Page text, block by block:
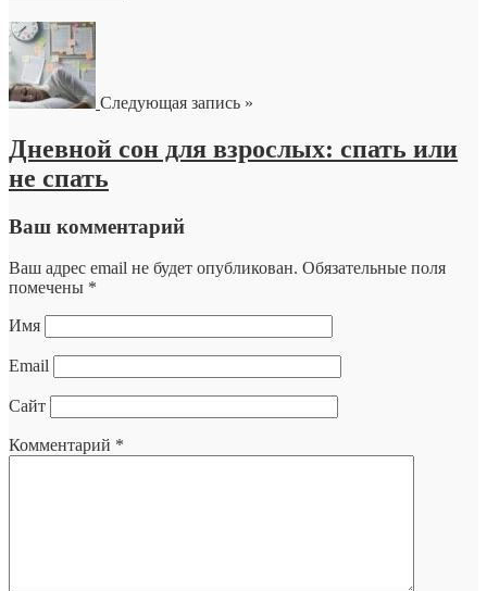
Следующая запись »
Дневной сон для взрослых: спать или
не спать
Ваш комментарий
Ваш адрес email не будет опубликован. Обязательные поля
помечены *
Имя
Email
Сайт
Комментарий *